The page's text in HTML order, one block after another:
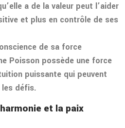
a de la valeur peut l’aider
et plus en contrôle de ses
de sa force
Poisson possède une force
puissante qui peuvent
les défis.
et la paix